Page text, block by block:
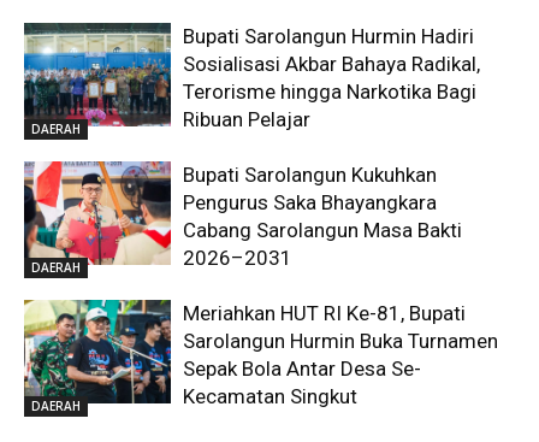
DAERAH
Bupati Sarolangun Hurmin Hadiri
Sosialisasi Akbar Bahaya Radikal,
Terorisme hingga Narkotika Bagi
Ribuan Pelajar
DAERAH
Bupati Sarolangun Kukuhkan
Pengurus Saka Bhayangkara
Cabang Sarolangun Masa Bakti
2026–2031
DAERAH
Meriahkan HUT RI Ke-81, Bupati
Sarolangun Hurmin Buka Turnamen
Sepak Bola Antar Desa Se-
Kecamatan Singkut